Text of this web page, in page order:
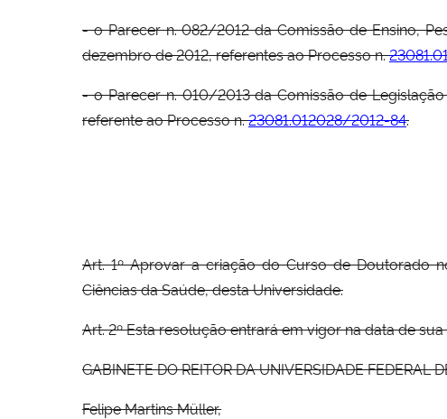
- o Parecer n. 082/2012 da Comissão de Ensino,
dezembro de 2012, referentes ao Processo n.
- o Parecer n. 010/2013 da Comissão de
referente ao Processo n.23081.012028/2012-84.
Art. 1º Aprovar a criação do Curso de Doutorado
Ciências da Saúde, desta Universidade.
Art. 2º Esta resolução entrará em vigor na data de
GABINETE DO REITOR DA UNIVERSIDADE
Felipe Martins Müller,